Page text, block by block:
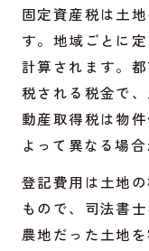
固定資産税は土
す。地域ごとに
計算されます。
税される税金で
動産取得税は物
よって異なる場合
登記費用は土地
もので、司法書
農地だった土地